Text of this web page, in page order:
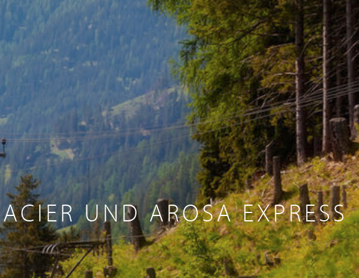
UND AROSA EXPRESS